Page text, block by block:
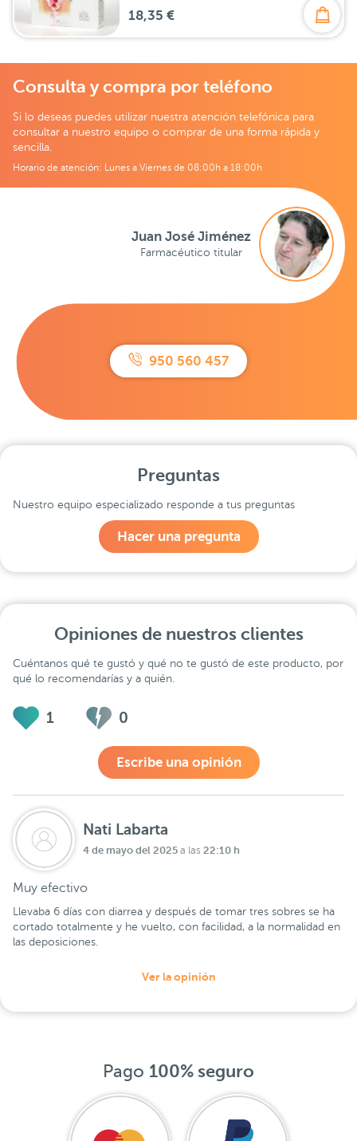
18,35 €
Consulta y compra por teléfono
Si lo deseas puedes utilizar nuestra atención telefónica para
consultar a nuestro equipo o comprar de una forma rápida y
sencilla.
Horario de atención: Lunes a Viernes de 08:00h a 18:00h
950 560 457
Juan José Jiménez
Farmacéutico titular
Preguntas
Nuestro equipo especializado responde a tus preguntas
Hacer una pregunta
Opiniones de nuestros clientes
Cuéntanos qué te gustó y qué no te gustó de este producto, por
qué lo recomendarías y a quién.
1 0
Escribe una opinión
Nati Labarta
4 de mayo del 2025 a las 22:10 h
Muy efectivo
Llevaba 6 días con diarrea y después de tomar tres sobres se ha
cortado totalmente y he vuelto, con facilidad, a la normalidad en
las deposiciones.
Ver la opinión
Pago 100% seguro